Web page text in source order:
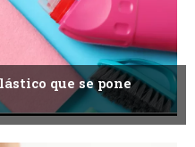
que se pone